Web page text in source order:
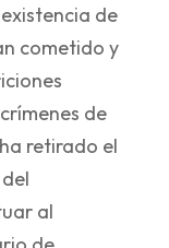
de
cometido y
de
retirado el
al